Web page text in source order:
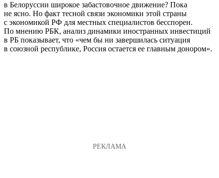
в Белоруссии широкое забастовочное движение? Пока
не ясно. Но факт тесной связи экономики этой страны
с экономикой РФ для местных специалистов бесспорен.
По мнению РБК, анализ динамики иностранных инвестиций
в РБ показывает, что «чем бы ни завершилась ситуация
в союзной республике, Россия остается ее главным донором».